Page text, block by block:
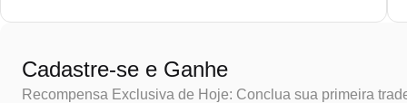
Cadastre-se e Ganhe
Recompensa Exclusiva de Hoje: Conclua sua primeira